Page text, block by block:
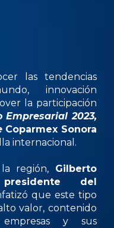
las tendencias
innovación
la participación
Empresarial 2023,
Coparmex Sonora
internacional.
región, Gilberto
del
que este tipo
valor, contenido
y sus